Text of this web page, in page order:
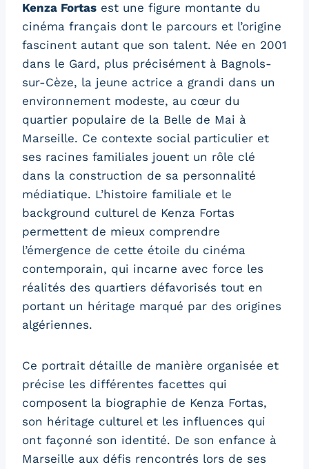
Kenza Fortas est une figure montante du
cinéma français dont le parcours et l’origine
fascinent autant que son talent. Née en 2001
dans le Gard, plus précisément à Bagnols-
sur-Cèze, la jeune actrice a grandi dans un
environnement modeste, au cœur du
quartier populaire de la Belle de Mai à
Marseille. Ce contexte social particulier et
ses racines familiales jouent un rôle clé
dans la construction de sa personnalité
médiatique. L’histoire familiale et le
background culturel de Kenza Fortas
permettent de mieux comprendre
l’émergence de cette étoile du cinéma
contemporain, qui incarne avec force les
réalités des quartiers défavorisés tout en
portant un héritage marqué par des origines
algériennes.
Ce portrait détaille de manière organisée et
précise les différentes facettes qui
composent la biographie de Kenza Fortas,
son héritage culturel et les influences qui
ont façonné son identité. De son enfance à
Marseille aux défis rencontrés lors de ses